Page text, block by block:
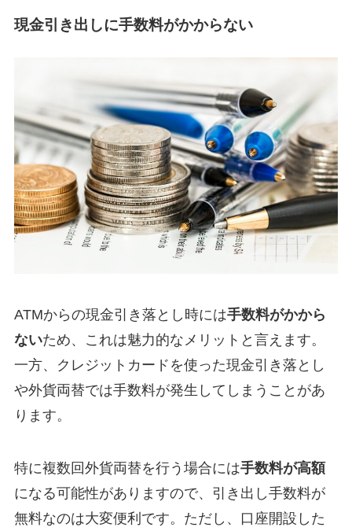
現金引き出しに手数料がかからない
ATMからの現金引き落とし時には手数料がかから
ないため、これは魅力的なメリットと言えます。
一方、クレジットカードを使った現金引き落とし
や外貨両替では手数料が発生してしまうことがあ
ります。
特に複数回外貨両替を行う場合には手数料が高額
になる可能性がありますので、引き出し手数料が
無料なのは大変便利です。ただし、口座開設した